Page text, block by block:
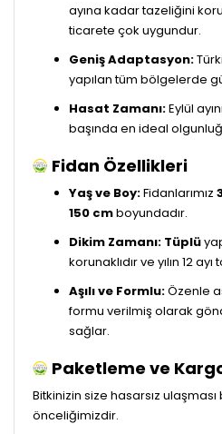
ayına kadar tazeliğini
ticarete çok uygundur.
Geniş Adaptasyon:
yapılan tüm bölgelerde
Hasat Zamanı:Eylül
başında en ideal
Fidan Özellikleri
Yaş ve Boy:Fidanlarımız
150 cmboyundadır.
Dikim Zamanı: Tüplü
korunaklıdır ve yılın 12
Aşılı ve Formlu:Özenle
formu verilmiş olarak
sağlar.
Paketleme ve
Bitkinizin size hasarsız
önceliğimizdir.